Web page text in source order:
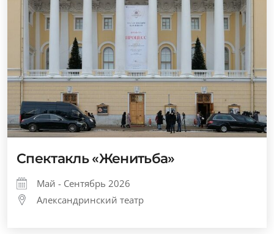
Спектакль «Женитьба»
Май - Сентябрь 2026
Александринский театр